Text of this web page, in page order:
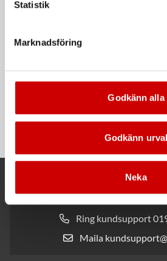
Statistik
Marknadsföring
Godkänn alla
Godkänn urval
Neka
Rengöringsduk Wetmax
För snabb och effektiv rengöring
metall-
Ring kundsupport
Maila